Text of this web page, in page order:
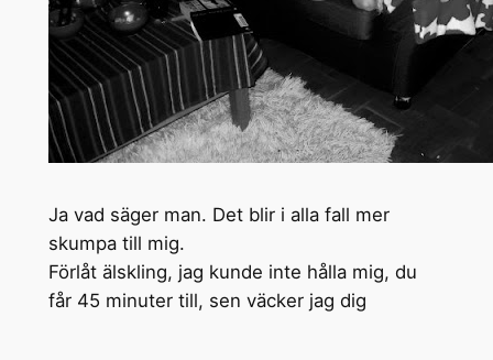
Ja vad säger man. Det blir i alla fall mer
skumpa till mig.
Förlåt älskling, jag kunde inte hålla mig, du
får 45 minuter till, sen väcker jag dig